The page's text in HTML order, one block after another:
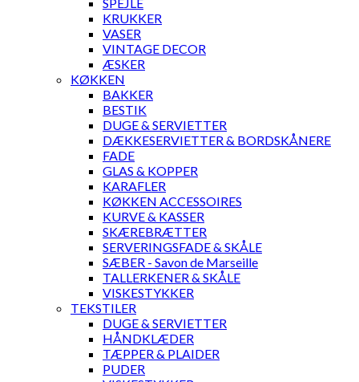
KRUKKER
VASER
VINTAGE DECOR
ÆSKER
KØKKEN
BAKKER
BESTIK
DUGE & SERVIETTER
DÆKKESERVIETTER & BORDSKÅNERE
FADE
GLAS & KOPPER
KARAFLER
KØKKEN ACCESSOIRES
KURVE & KASSER
SKÆREBRÆTTER
SERVERINGSFADE & SKÅLE
SÆBER - Savon de Marseille
TALLERKENER & SKÅLE
VISKESTYKKER
TEKSTILER
DUGE & SERVIETTER
HÅNDKLÆDER
TÆPPER & PLAIDER
PUDER